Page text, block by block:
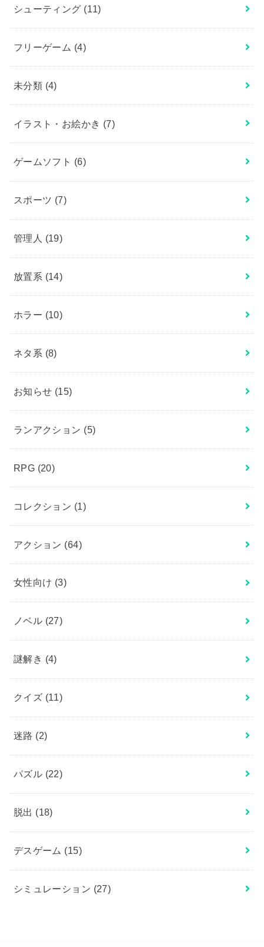
シューティング (11)
フリーゲーム (4)
未分類 (4)
イラスト・お絵かき (7)
ゲームソフト (6)
スポーツ (7)
管理人 (19)
放置系 (14)
ホラー (10)
ネタ系 (8)
お知らせ (15)
ランアクション (5)
RPG (20)
コレクション (1)
アクション (64)
女性向け (3)
ノベル (27)
謎解き (4)
クイズ (11)
迷路 (2)
パズル (22)
脱出 (18)
デスゲーム (15)
シミュレーション (27)